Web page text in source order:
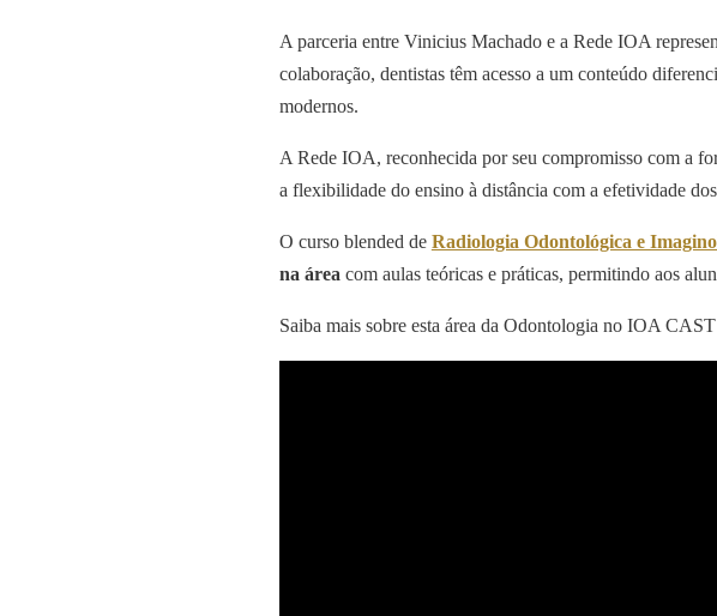
A parceria entre Vinicius Machado e a Rede IOA
colaboração, dentistas têm acesso a um conteúdo
modernos.
A Rede IOA, reconhecida por seu compromisso com a
a flexibilidade do ensino à distância com a efetividade
O curso blended de Radiologia Odontológica e
na área com aulas teóricas e práticas, permitindo aos
Saiba mais sobre esta área da Odontologia no IOA